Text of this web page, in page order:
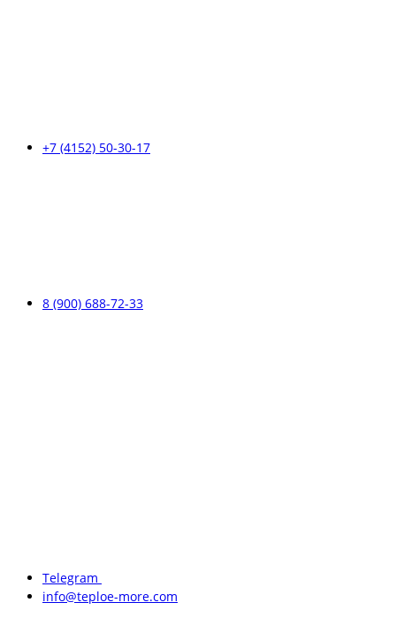
+7 (4152) 50-30-17
8 (900) 688-72-33
Telegram
info@teploe-more.com